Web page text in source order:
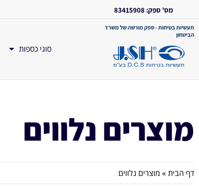
מס' ספק: 83415908
תעשיות בטיחות - ספק מורשה של משרד
הביטחון
סוגי כספות
מוצרים נלווים
דף הבית» מוצרים נלווים